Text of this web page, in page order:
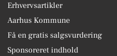
Erhvervsartikler
Aarhus Kommune
Få en gratis salgsvurdering
Sponsoreret indhold